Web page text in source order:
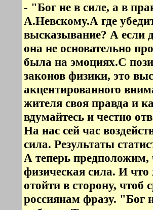
- "Бог не в силе, а в
А.Невскому.А где
высказывание? А если
она не основательно
была на эмоциях.С
законов физики, это
акцентированного
жителя своя правда и
вдумайтесь и честно
На нас сей час
сила. Результаты
А теперь предположим,
физическая сила. И
отойти в сторону, чтоб
россиянам фразу. "Бог